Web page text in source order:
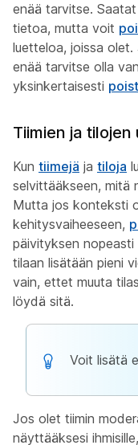
enää tarvitse.
tietoa, mutta voit
luetteloa, joissa
enää tarvitse olla
yksinkertaisesti
Tiimien ja
Kun tiimejä ja tiloja
selvittääkseen, mitä
Mutta jos konteksti
kehitysvaiheeseen,
päivityksen nopeasti
tilaan lisätään pieni
vain, ettet muuta
löydä sitä.
Voit lisätä
Jos olet tiimin
näyttääksesi